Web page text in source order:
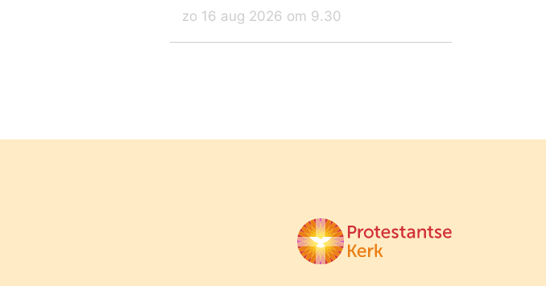
zo 16 aug 2026 om 9.30